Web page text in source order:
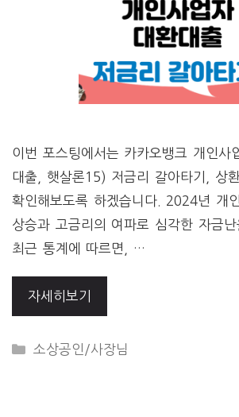
이번 포스팅에서는 카카오뱅크 개인사
대출, 햇살론15) 저금리 갈아타기, 상
확인해보도록 하겠습니다. 2024년 개
상승과 고금리의 여파로 심각한 자금난
최근 통계에 따르면, …
자세히보기
CATEGORIES
소상공인/사장님